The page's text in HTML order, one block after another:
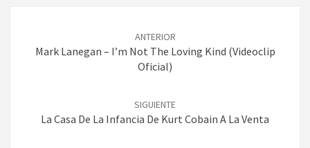
entradas
ANTERIOR
Mark Lanegan – I’m Not The Loving Kind (Videoclip
Oficial)
SIGUIENTE
La Casa De La Infancia De Kurt Cobain A La Venta